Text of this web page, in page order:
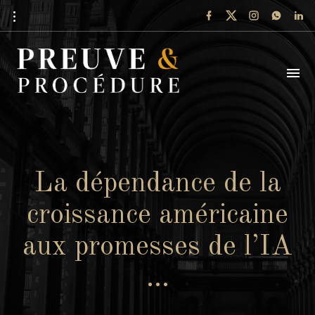
La dépendance de la
croissance américaine
aux promesses de l’IA
…